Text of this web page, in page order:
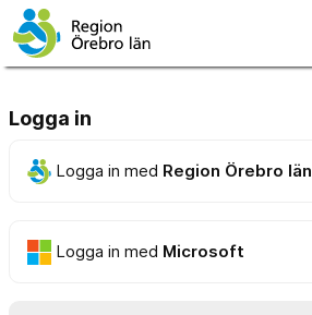
Logga in
Logga in med Region Örebro län
Logga in med Microsoft